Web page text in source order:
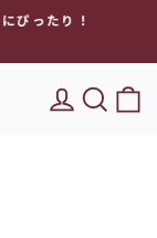
ったり！
キー